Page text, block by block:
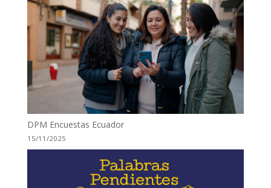
DPM Encuestas Ecuador
15/11/2025